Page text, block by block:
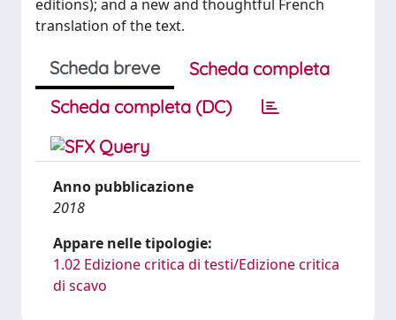
editions); and a new and thoughtful French
translation of the text.
Scheda breve
Scheda completa
Scheda completa (DC)
Anno pubblicazione
2018
Appare nelle tipologie:
1.02 Edizione critica di testi/Edizione critica
di scavo